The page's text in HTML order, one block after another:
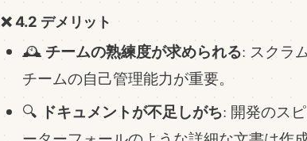
❌ 4.2 デメリット
🕰️ チームの熟練度が求められる: スクラ
チームの自己管理能力が重要。
🔍 ドキュメントが不足しがち: 開発のス